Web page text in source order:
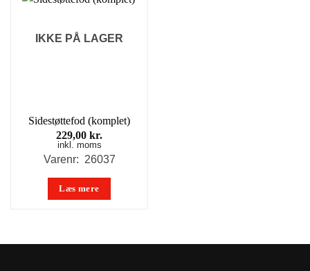
IKKE PÅ LAGER
Sidestøttefod (komplet)
229,00 kr.
inkl. moms
Varenr: 26037
Læs mere